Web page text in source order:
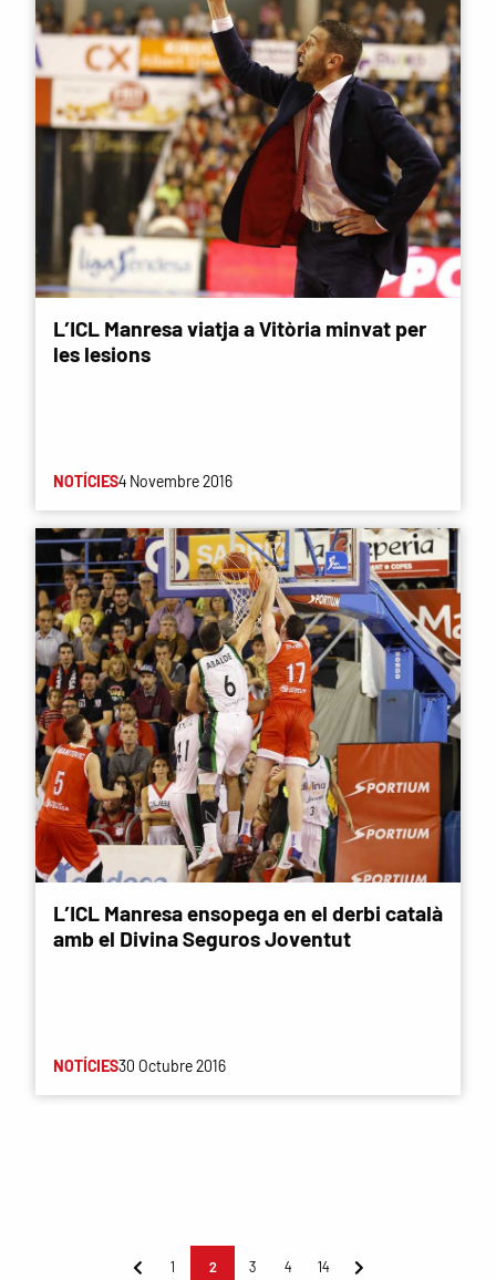
L’ICL Manresa viatja a Vitòria minvat per
les lesions
NOTÍCIES4 Novembre 2016
L’ICL Manresa ensopega en el derbi català
amb el Divina Seguros Joventut
NOTÍCIES30 Octubre 2016
1 2 3 4 14